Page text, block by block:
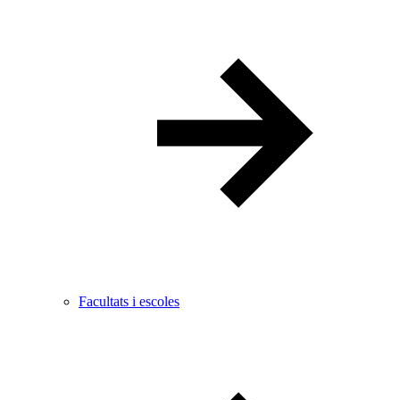
Facultats i escoles